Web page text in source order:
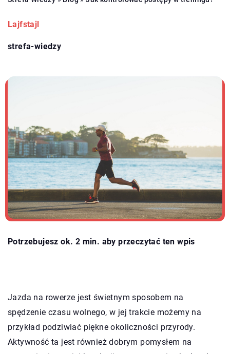
Lajfstajl
strefa-wiedzy
Potrzebujesz ok. 2 min. aby przeczytać ten wpis
Jazda na rowerze jest świetnym sposobem na
spędzenie czasu wolnego, w jej trakcie możemy na
przykład podziwiać piękne okoliczności przyrody.
Aktywność ta jest również dobrym pomysłem na